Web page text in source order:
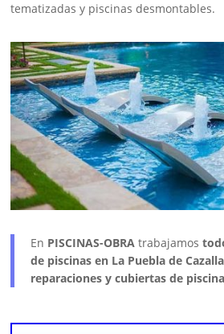
tematizadas y piscinas desmontables.
En PISCINAS-OBRA trabajamos
de piscinas en La Puebla de Cazalla
reparaciones y cubiertas de